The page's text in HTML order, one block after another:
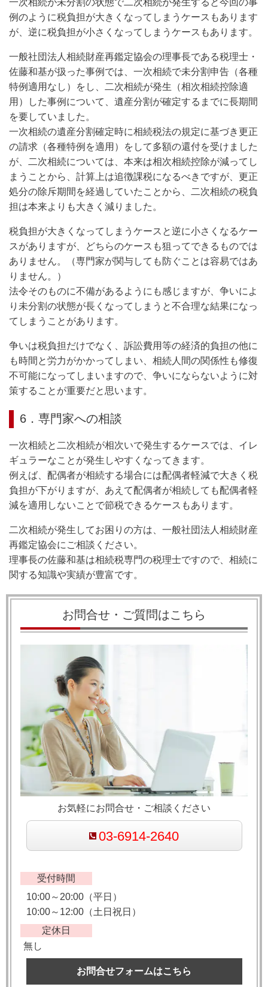
一次相続が未分割の状態で二次相続が発生すると今回の事
例のように税負担が大きくなってしまうケースもあります
が、逆に税負担が小さくなってしまうケースもあります。
一般社団法人相続財産再鑑定協会の理事長である税理士・
佐藤和基が扱った事例では、一次相続で未分割申告（各種
特例適用なし）をし、二次相続が発生（相次相続控除適
用）した事例について、遺産分割が確定するまでに長期間
を要していました。
一次相続の遺産分割確定時に相続税法の規定に基づき更正
の請求（各種特例を適用）をして多額の還付を受けました
が、二次相続については、本来は相次相続控除が減ってし
まうことから、計算上は追徴課税になるべきですが、更正
処分の除斥期間を経過していたことから、二次相続の税負
担は本来よりも大きく減りました。
税負担が大きくなってしまうケースと逆に小さくなるケー
スがありますが、どちらのケースも狙ってできるものでは
ありません。（専門家が関与しても防ぐことは容易ではあ
りません。）
法令そのものに不備があるようにも感じますが、争いによ
り未分割の状態が長くなってしまうと不合理な結果になっ
てしまうことがあります。
争いは税負担だけでなく、訴訟費用等の経済的負担の他に
も時間と労力がかかってしまい、相続人間の関係性も修復
不可能になってしまいますので、争いにならないように対
策することが重要だと思います。
6．専門家への相談
一次相続と二次相続が相次いで発生するケースでは、イレ
ギュラーなことが発生しやすくなってきます。
例えば、配偶者が相続する場合には配偶者軽減で大きく税
負担が下がりますが、あえて配偶者が相続しても配偶者軽
減を適用しないことで節税できるケースもあります。
二次相続が発生してお困りの方は、一般社団法人相続財産
再鑑定協会にご相談ください。
理事長の佐藤和基は相続税専門の税理士ですので、相続に
関する知識や実績が豊富です。
お問合せ・ご質問はこちら
お気軽にお問合せ・ご相談ください
03-6914-2640
受付時間
10:00～20:00（平日）
10:00～12:00（土日祝日）
定休日
無し
お問合せフォームはこちら